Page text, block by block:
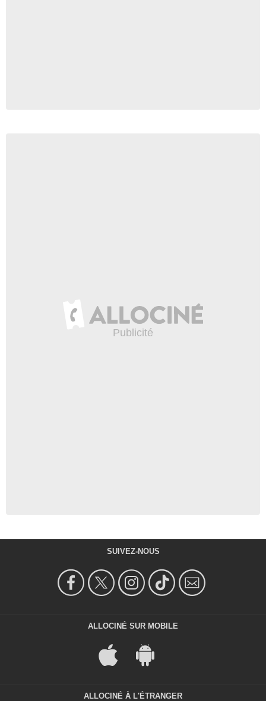
SUIVEZ-NOUS
ALLOCINÉ SUR MOBILE
ALLOCINÉ À L'ÉTRANGER